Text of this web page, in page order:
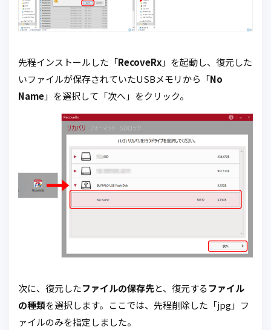
先程インストールした「RecoveRx」を起動し、復元した
いファイルが保存されていたUSBメモリから「No
Name」を選択して「次へ」をクリック。
次に、復元したファイルの保存先と、復元するファイル
の種類を選択します。ここでは、先程削除した「jpg」フ
ァイルのみを指定しました。